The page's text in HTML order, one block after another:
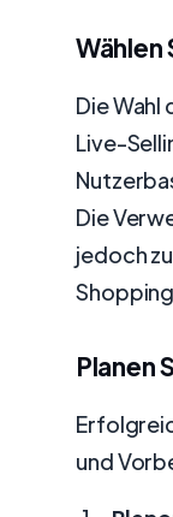
Die
Live-
Die
jedoch
Planen
und